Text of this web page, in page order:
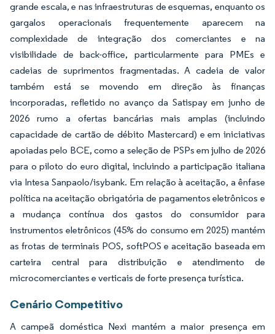
grande escala, e nas infraestruturas de esquemas, enquanto os
gargalos operacionais frequentemente aparecem na
complexidade de integração dos comerciantes e na
visibilidade de back-office, particularmente para PMEs e
cadeias de suprimentos fragmentadas. A cadeia de valor
também está se movendo em direção às finanças
incorporadas, refletido no avanço da Satispay em junho de
2026 rumo a ofertas bancárias mais amplas (incluindo
capacidade de cartão de débito Mastercard) e em iniciativas
apoiadas pelo BCE, como a seleção de PSPs em julho de 2026
para o piloto do euro digital, incluindo a participação italiana
via Intesa Sanpaolo/isybank. Em relação à aceitação, a ênfase
política na aceitação obrigatória de pagamentos eletrônicos e
a mudança contínua dos gastos do consumidor para
instrumentos eletrônicos (45% do consumo em 2025) mantém
as frotas de terminais POS, softPOS e aceitação baseada em
carteira central para distribuição e atendimento de
microcomerciantes e verticais de forte presença turística.
Cenário Competitivo
A campeã doméstica Nexi mantém a maior presença em